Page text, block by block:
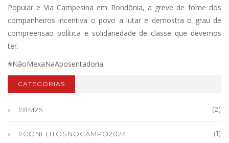
Popular e Via Campesina em Rondônia, a greve de fome dos
companheiros incentiva o povo a lutar e demostra o grau de
compreensão política e solidariedade de classe que devemos
ter.
#NãoMexaNaAposentadoria
CATEGORIAS
#8M25 (2)
#CONFLITOSNOCAMPO2024 (1)